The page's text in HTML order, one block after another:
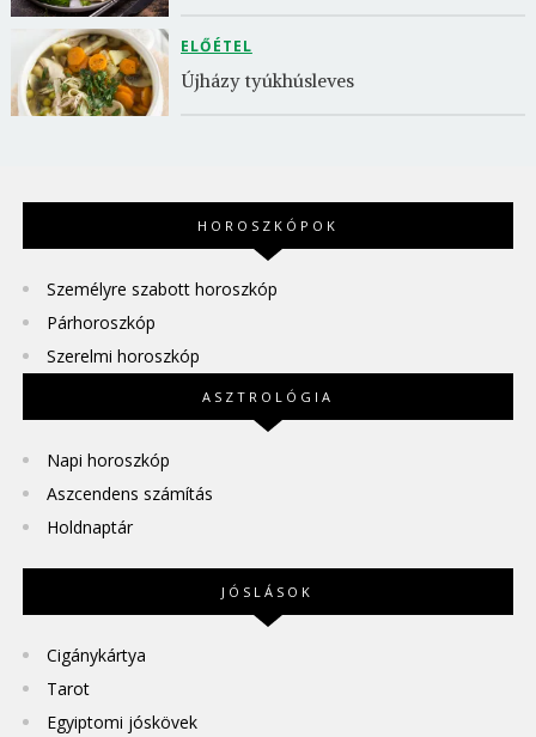
ELŐÉTEL
Újházy tyúkhúsleves
HOROSZKÓPOK
Személyre szabott horoszkóp
Párhoroszkóp
Szerelmi horoszkóp
ASZTROLÓGIA
Napi horoszkóp
Aszcendens számítás
Holdnaptár
JÓSLÁSOK
Cigánykártya
Tarot
Egyiptomi jóskövek